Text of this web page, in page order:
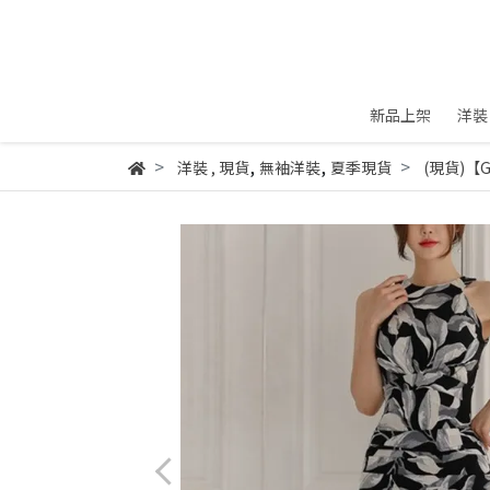
新品上架 洋裝
洋裝, 現貨, 無袖洋裝, 夏季現貨 (現貨)【